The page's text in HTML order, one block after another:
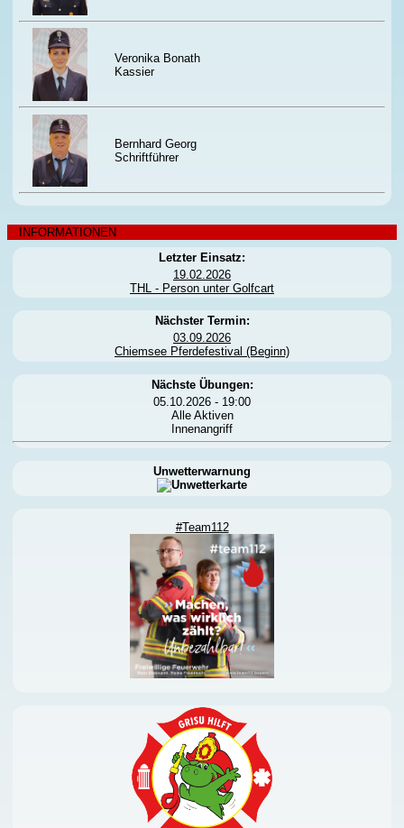
Veronika Bonath
Kassier
Bernhard Georg
Schriftführer
INFORMATIONEN
Letzter Einsatz:
19.02.2026
THL - Person unter Golfcart
Nächster Termin:
03.09.2026
Chiemsee Pferdefestival (Beginn)
Nächste Übungen:
05.10.2026 - 19:00
Alle Aktiven
Innenangriff
Unwetterwarnung
#Team112